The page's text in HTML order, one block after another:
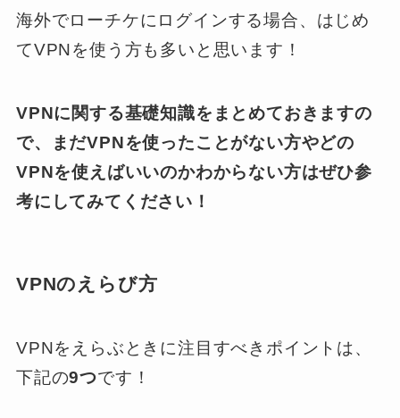
海外でローチケにログインする場合、はじめ
てVPNを使う方も多いと思います！
VPNに関する基礎知識をまとめておきますの
で、まだVPNを使ったことがない方やどの
VPNを使えばいいのかわからない方はぜひ参
考にしてみてください！
VPNのえらび方
VPNをえらぶときに注目すべきポイントは、
下記の9つです！